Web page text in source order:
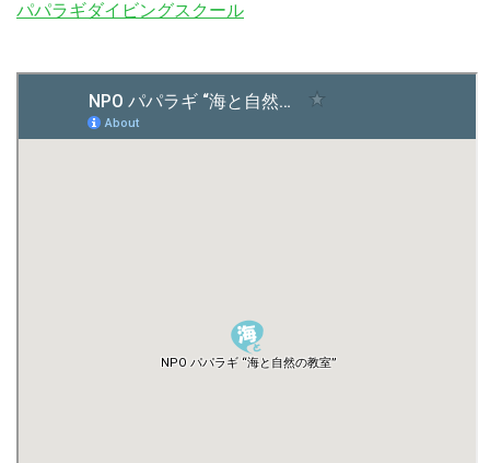
パパラギダイビングスクール